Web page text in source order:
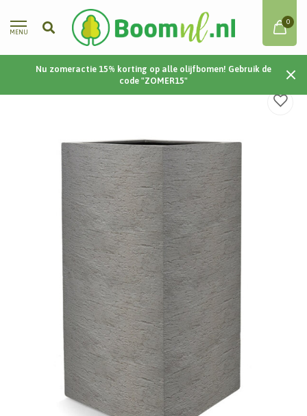
MENU
0
Nu zomeractie 15% korting op alle olijfbomen! Gebruik de
code "ZOMER15"
Home / Terreno High Cube 80 30x30x80 - Clay